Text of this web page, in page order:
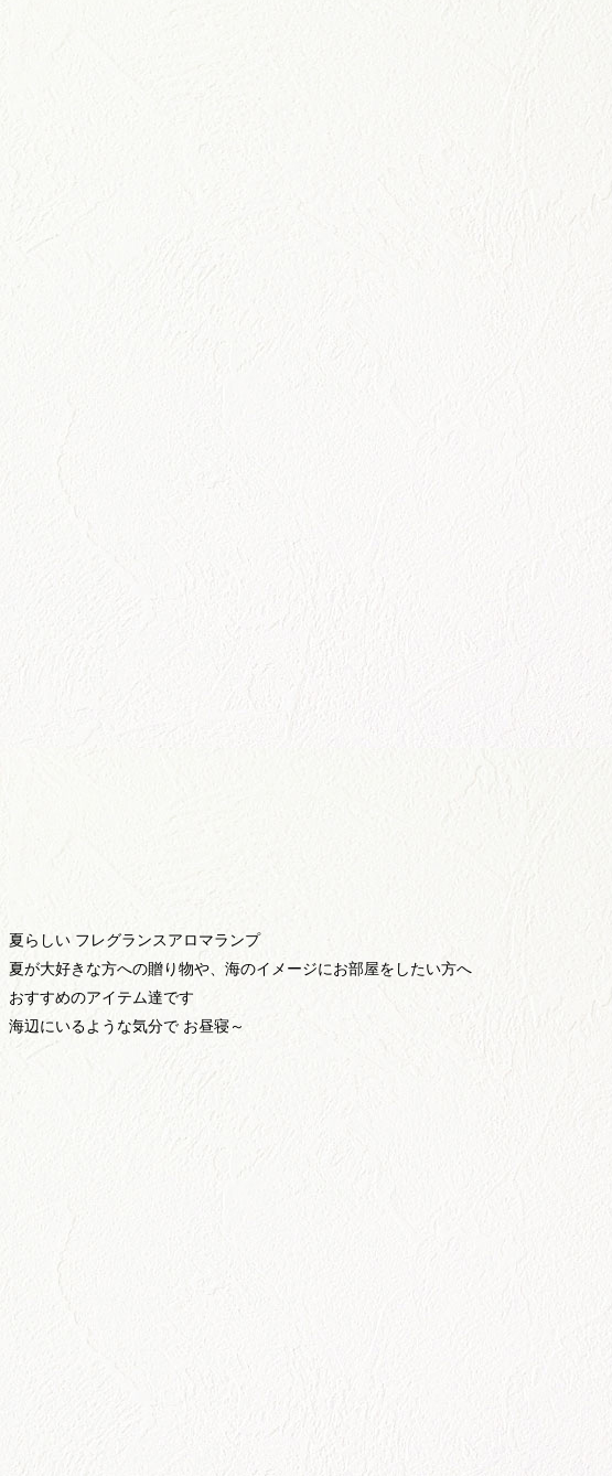
夏らしい フレグランスアロマランプ
夏が大好きな方への贈り物や、海のイメージにお部屋をしたい方へ
おすすめのアイテム達です
海辺にいるような気分で お昼寝～